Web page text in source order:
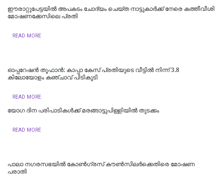
ഈരാറ്റുപേട്ടയില്‍ അപകടം ചോദ്യം ചെയ്ത നാട്ടുകാര്‍ക്ക് നേരെ കത്തീവീശി
മോഷണക്കേസിലെ പ്രതി
READ MORE
ഓപ്പറേഷൻ തൂഫാൻ: കാപ്പാ കേസ് പ്രതിയുടെ വീട്ടിൽ നിന്ന് 3.8
കിലോയോളം കഞ്ചാവ് പിടികൂടി
READ MORE
യോഗ ദിന പരിപാടികള്‍ക്ക് മരങ്ങാട്ടുപിള്ളിയില്‍ തുടക്കം
READ MORE
പാലാ നഗരസഭയിൽ കോൺഗ്രസ് കൗൺസിലർക്കെതിരെ മോഷണ
പരാതി